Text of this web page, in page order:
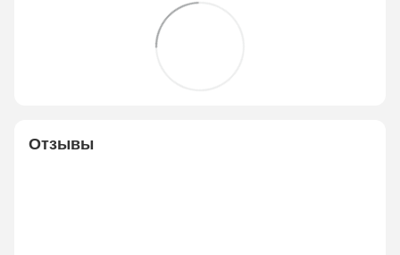
Отзывы